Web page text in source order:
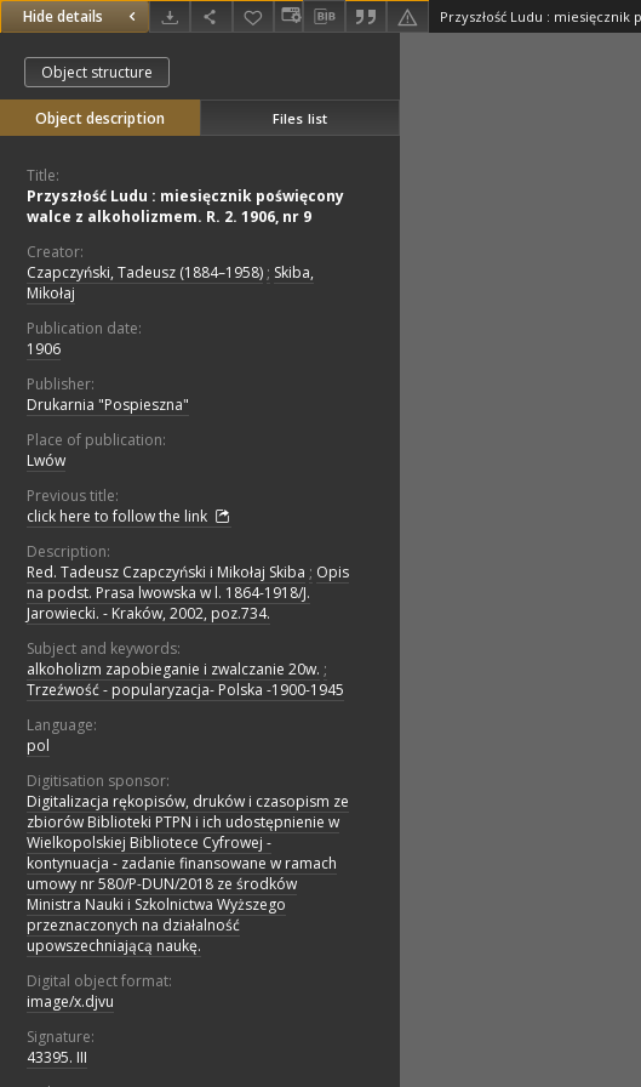
Hide details
Object structure
Object description Files list
Title:
Przyszłość Ludu : miesięcznik poświęcony
walce z alkoholizmem. R. 2. 1906, nr 9
Creator:
Czapczyński, Tadeusz (1884–1958) ; Skiba,
Mikołaj
Publication date:
1906
Publisher:
Drukarnia "Pospieszna"
Place of publication:
Lwów
Previous title:
click here to follow the link
Description:
Red. Tadeusz Czapczyński i Mikołaj Skiba ; Opis
na podst. Prasa lwowska w l. 1864-1918/J.
Jarowiecki. - Kraków, 2002, poz.734.
Subject and keywords:
alkoholizm zapobieganie i zwalczanie 20w. ;
Trzeźwość - popularyzacja- Polska -1900-1945
Language:
pol
Digitisation sponsor:
Digitalizacja rękopisów, druków i czasopism ze
zbiorów Biblioteki PTPN i ich udostępnienie w
Wielkopolskiej Bibliotece Cyfrowej -
kontynuacja - zadanie finansowane w ramach
umowy nr 580/P-DUN/2018 ze środków
Ministra Nauki i Szkolnictwa Wyższego
przeznaczonych na działalność
upowszechniającą naukę.
Digital object format:
image/x.djvu
Signature:
43395. III